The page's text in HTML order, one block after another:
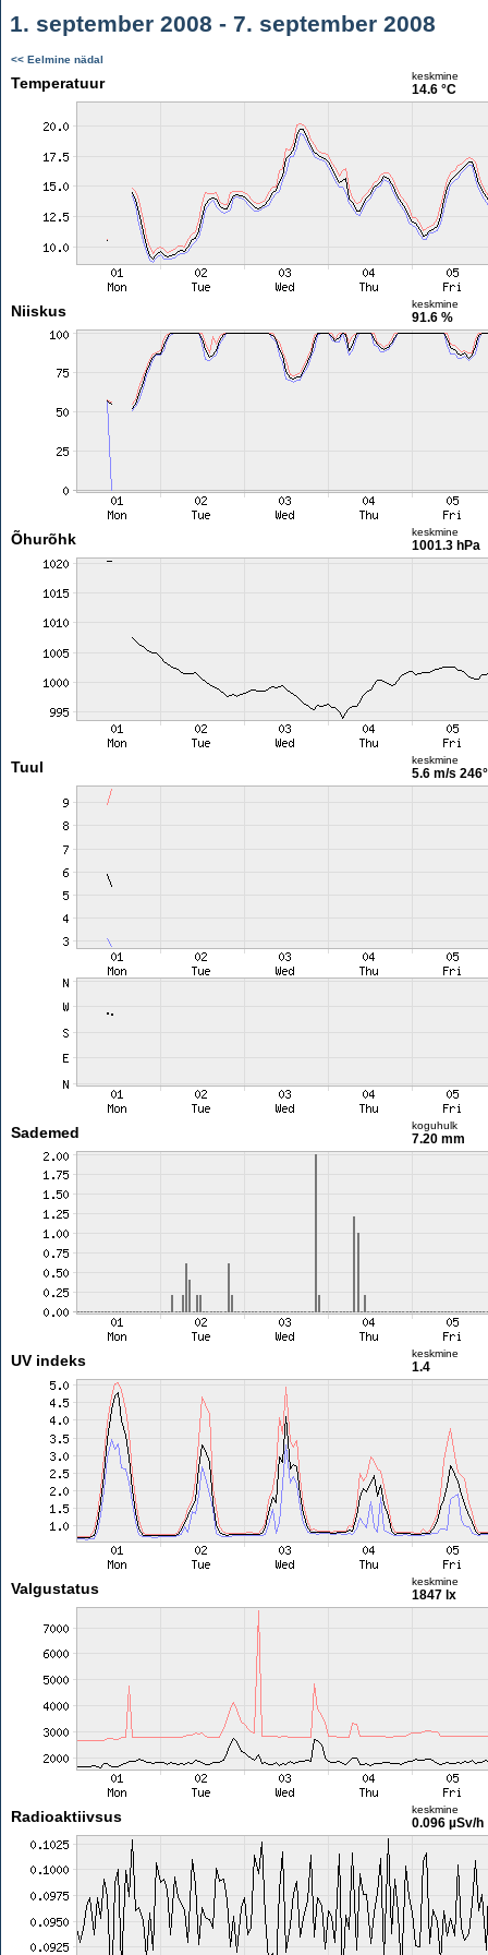
1. september 2008 - 7. september 2008
<< Eelmine nädal
Temperatuur keskmine
14.6 °C
Niiskus keskmine
91.6 %
Õhurõhk keskmine
1001.3 hPa
Tuul keskmine
5.6 m/s 246°
Sademed koguhulk
7.20 mm
UV indeks keskmine
1.4
Valgustatus keskmine
1847 lx
Radioaktiivsus keskmine
0.096 µSv/h